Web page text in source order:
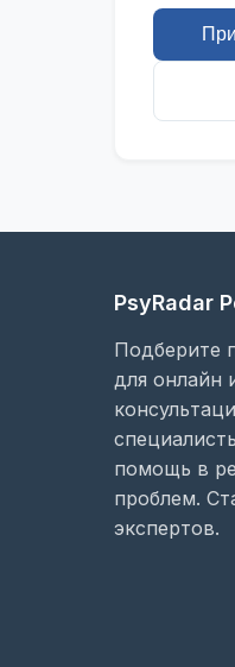
PsyRadar
Подберите
для онлайн
помощь в
проблем.
экспертов.